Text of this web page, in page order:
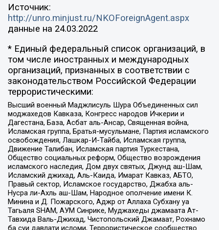
Источник:
http://unro.minjust.ru/NKOForeignAgent.aspx
данные на 24.03.2022
* Единый федеральный список организаций, в
том числе иностранных и международных
организаций, признанных в соответствии с
законодательством Российской Федерации
террористическими:
Высший военный Маджлисуль Шура Объединенных сил
моджахедов Кавказа, Конгресс народов Ичкерии и
Дагестана, База, Асбат аль-Ансар, Священная война,
Исламская группа, Братья-мусульмане, Партия исламского
освобождения, Лашкар-И-Тайба, Исламская группа,
Движение Талибан, Исламская партия Туркестана,
Общество социальных реформ, Общество возрождения
исламского наследия, Дом двух святых, Джунд аш-Шам,
Исламский джихад, Аль-Каида, Имарат Кавказ, АБТО,
Правый сектор, Исламское государство, Джабха аль-
Нусра ли-Ахль аш-Шам, Народное ополчение имени К.
Минина и Д. Пожарского, Аджр от Аллаха Субхану уа
Тагьаля SHAM, АУМ Синрике, Муджахеды джамаата Ат-
Тавхида Валь-Джихад, Чистопольский Джамаат, Рохнамо
ба суи давлати исломи, Террористическое сообщество